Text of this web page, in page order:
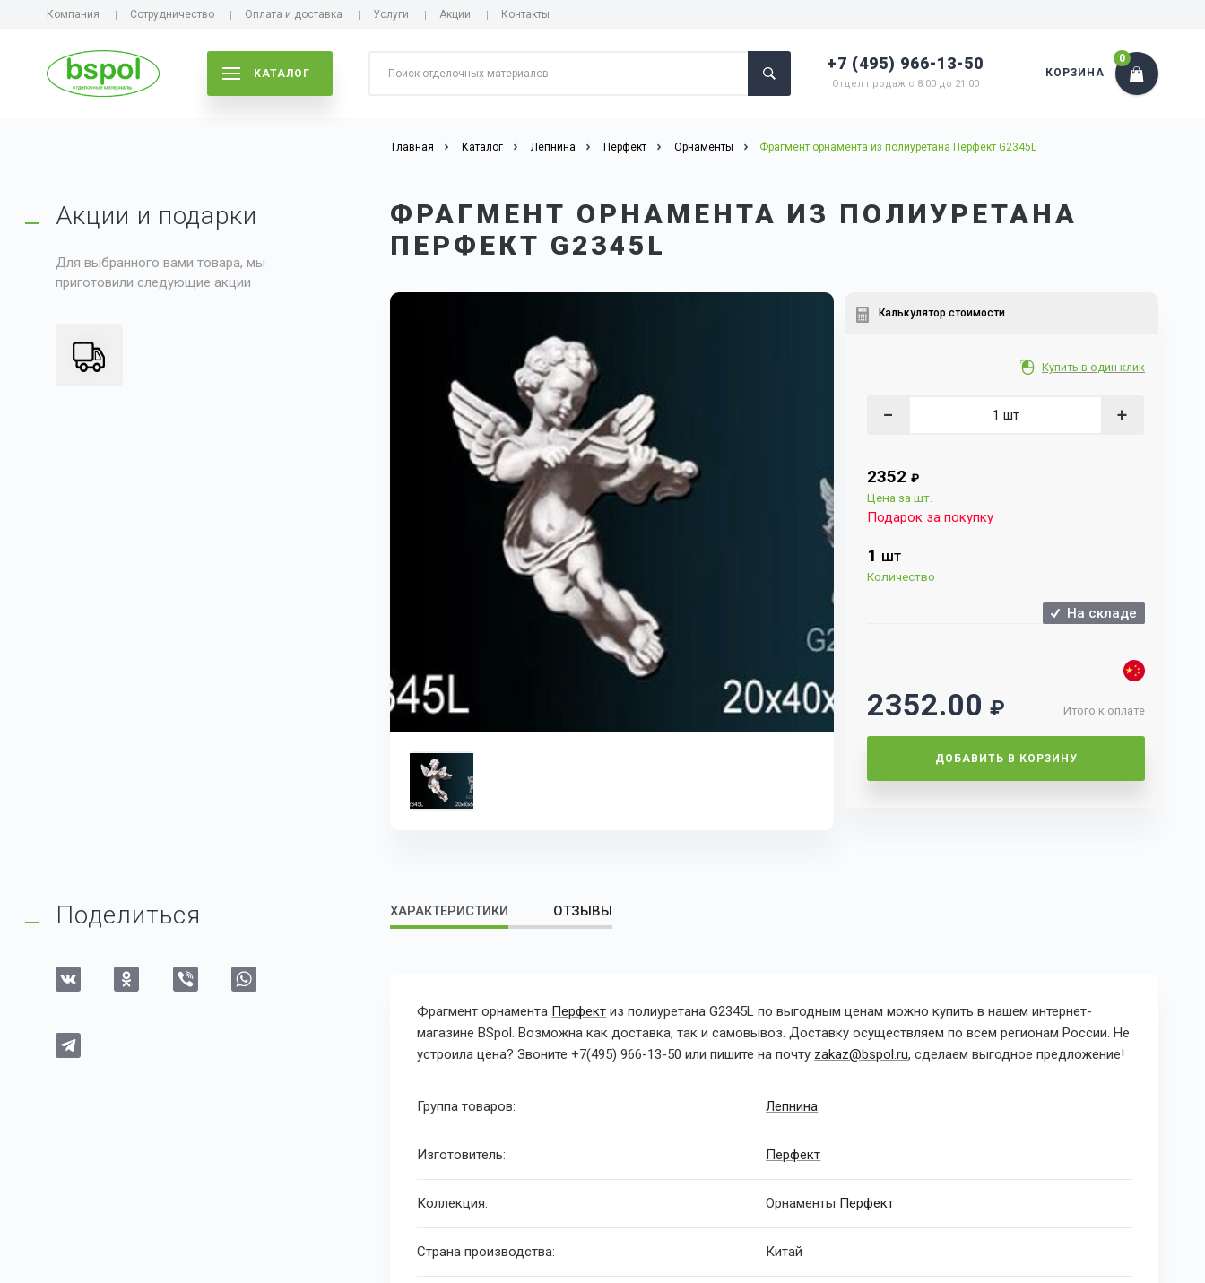
Компания Сотрудничество Оплата и доставка Услуги Акции Контакты
КАТАЛОГ
+7 (495) 966-13-50
Отдел продаж с 8:00 до 21:00
КОРЗИНА
0
Главная Каталог Лепнина Перфект Орнаменты Фрагмент орнамента из полиуретана Перфект G2345L
ФРАГМЕНТ ОРНАМЕНТА ИЗ ПОЛИУРЕТАНА
ПЕРФЕКТ G2345L
Калькулятор стоимости
Купить в один клик
− +
2352 ₽
Цена за шт.
Подарок за покупку
1 ШТ
Количество
На складе
Итого к оплате
2352.00 ₽
ДОБАВИТЬ В КОРЗИНУ
Акции и подарки
Для выбранного вами товара, мы
приготовили следующие акции
ХАРАКТЕРИСТИКИ ОТЗЫВЫ
Фрагмент орнамента Перфект из полиуретанаG2345L по выгодным ценам можно купить в нашем интернет-
магазине BSpol. Возможна как доставка, так и самовывоз. Доставку осуществляем по всем регионам России. Не
устроила цена? Звоните+7(495) 966-13-50 или пишите на почту zakaz@bspol.ru, сделаем выгодное предложение!
Группа товаров: Лепнина
Изготовитель: Перфект
Коллекция: Орнаменты Перфект
Страна производства: Китай
Поделиться